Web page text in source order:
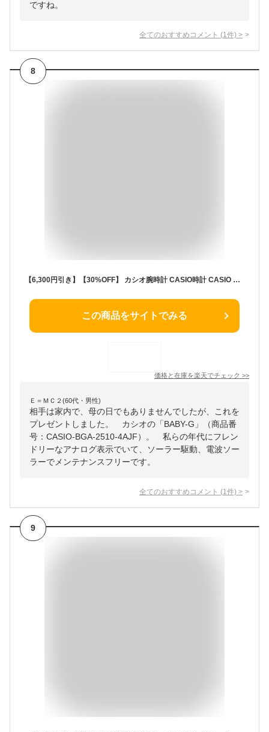
ですね。
全てのおすすめコメント (1 件) >
8
【6,300円引き】【30%OFF】 カシオ腕時計 CASIO時計 CASIO 腕時計 カシオ 時計 ベビージー BABY-G レディース ホワイト BGA-2510-4AJF 冬 新社会人 母の日 プレゼント ギフト 父の日 観光 遠足 旅行
この商品をサイトでみる
価格と在庫を楽天でチェック >>
Ｅ＝ＭＣ２(60代・男性)
相手は家内で、母の日でもありませんでしたが、これを
プレゼントしました。 カシオの「BABY-G」（商品番
号：CASIO-BGA-2510-4AJF）。 私らの年代にフレン
ドリーなアナログ表示でいて、ソーラー駆動、電波ソー
ラーでメンテナンスフリーです。
全てのおすすめコメント (1 件) >
9